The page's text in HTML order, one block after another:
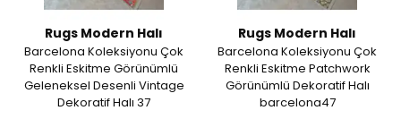
Rugs Modern Halı
Barcelona Koleksiyonu Çok
Renkli Eskitme Görünümlü
Geleneksel Desenli Vintage
Dekoratif Halı 37
Rugs Modern Halı
Barcelona Koleksiyonu Çok
Renkli Eskitme Patchwork
Görünümlü Dekoratif Halı
barcelona47